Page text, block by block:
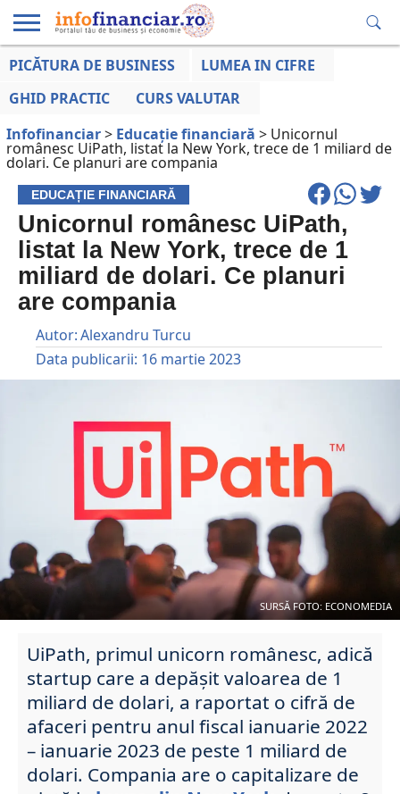
EDUCAȚIE
LA ZI
AFACERILOR
PICĂTURA DE BUSINESS
LUMEA IN CIFRE
GHID PRACTIC
CURS VALUTAR
Infofinanciar> Educație financiară > Unicornul
românesc UiPath, listat la New York, trece de 1 miliard de
dolari. Ce planuri are compania
EDUCAȚIE FINANCIARĂ
Unicornul românesc UiPath,
listat la New York, trece de 1
miliard de dolari. Ce planuri
are compania
Autor:Alexandru Turcu
Data publicarii: 16 martie 2023
SURSĂ FOTO: ECONOMEDIA
UiPath, primul unicorn românesc, adică
startup care a depășit valoarea de 1
miliard de dolari, a raportat o cifră de
afaceri pentru anul fiscal ianuarie 2022
– ianuarie 2023 de peste 1 miliard de
dolari. Compania are o capitalizare de